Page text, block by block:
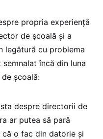
propria experiență
de școală și a
legătură cu problema
încă din luna
școală:
despre directorii de
ar putea să pară
o fac din datorie și